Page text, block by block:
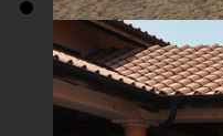
Плажа "Топољар" -